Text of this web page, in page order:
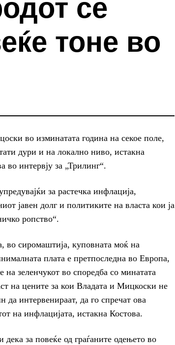
се
тоне во
во изминатата година на секое поле,
дури и на локално ниво, истакна
интервју за „Трилинг“.
за растечка инфлација,
јавен долг и политиките на власта кои ја
ропство“.
во сиромаштија, куповната моќ на
плата е претпоследна во Европа,
зеленчукот во споредба со минатата
на цените за кои Владата и Мицкоски не
да интервенираат, да го спречат ова
на инфлацијата, истакна Костова.
за повеќе од граѓаните одењето во